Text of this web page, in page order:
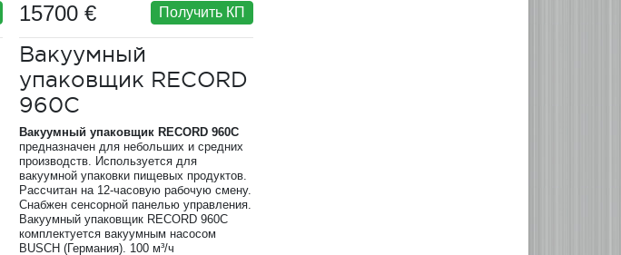
15700 € Получить КП
Вакуумный
упаковщик RECORD
960C
Вакуумный упаковщик RECORD 960C
предназначен для небольших и средних
производств. Используется для
вакуумной упаковки пищевых продуктов.
Рассчитан на 12-часовую рабочую смену.
Снабжен сенсорной панелью управления.
Вакуумный упаковщик RECORD 960C
комплектуется вакуумным насосом
BUSCH (Германия). 100 м³/ч